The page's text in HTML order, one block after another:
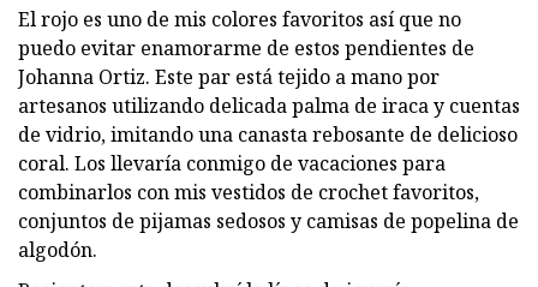
El rojo es uno de mis colores favoritos así que no
puedo evitar enamorarme de estos pendientes de
Johanna Ortiz. Este par está tejido a mano por
artesanos utilizando delicada palma de iraca y cuentas
de vidrio, imitando una canasta rebosante de delicioso
coral. Los llevaría conmigo de vacaciones para
combinarlos con mis vestidos de crochet favoritos,
conjuntos de pijamas sedosos y camisas de popelina de
algodón.